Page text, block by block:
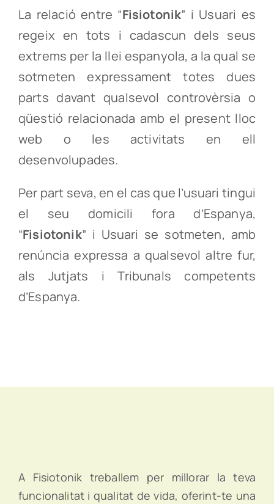
La relació entre “Fisiotonik” i Usuari es
regeix en tots i cadascun dels seus
extrems per la llei espanyola, a la qual se
sotmeten expressament totes dues
parts davant qualsevol controvèrsia o
qüestió relacionada amb el present lloc
web o les activitats en ell
desenvolupades.
Per part seva, en el cas que l’usuari tingui
el seu domicili fora d’Espanya,
“Fisiotonik” i Usuari se sotmeten, amb
renúncia expressa a qualsevol altre fur,
als Jutjats i Tribunals competents
d’Espanya.
A Fisiotonik treballem per millorar la teva
funcionalitat i qualitat de vida, oferint-te una